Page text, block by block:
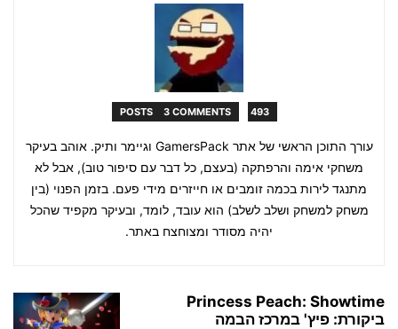
493 POSTS
3 COMMENTS
עורך התוכן הראשי של אתר GamersPack וגיימר ותיק. אוהב בעיקר
משחקי אימה והרפתקה (בעצם, כל דבר עם סיפור טוב), אבל לא
מתנגד לירות בכמה זומבים או חייזרים מידי פעם. בזמן הפנוי (בין
משחק למשחק ושלב לשלב) הוא עובד, לומד, ובעיקר מקפיד שהכל
יהיה מסודר ומצוחצח באתר.
Princess Peach: Showtime
ביקורת: פיץ' במרכז הבמה